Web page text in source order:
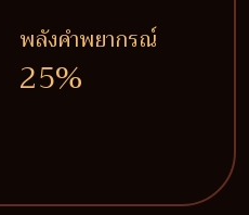
พลังคำพยากรณ์
25%